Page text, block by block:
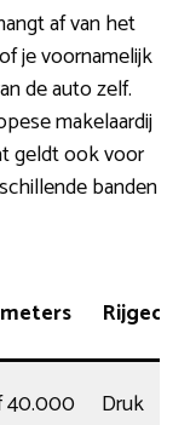
af van het
je voornamelijk
de auto zelf.
makelaardij
geldt ook voor
banden
Rijgedrag
40.000
Druk